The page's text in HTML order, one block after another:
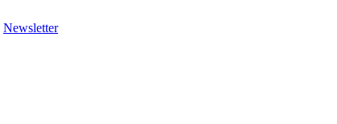
Newsletter